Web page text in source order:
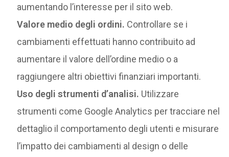
aumentando l’interesse per il sito web.
Valore medio degli ordini. Controllare se i
cambiamenti effettuati hanno contribuito ad
aumentare il valore dell’ordine medio o a
raggiungere altri obiettivi finanziari importanti.
Uso degli strumenti d’analisi. Utilizzare
strumenti come Google Analytics per tracciare nel
dettaglio il comportamento degli utenti e misurare
l’impatto dei cambiamenti al design o delle